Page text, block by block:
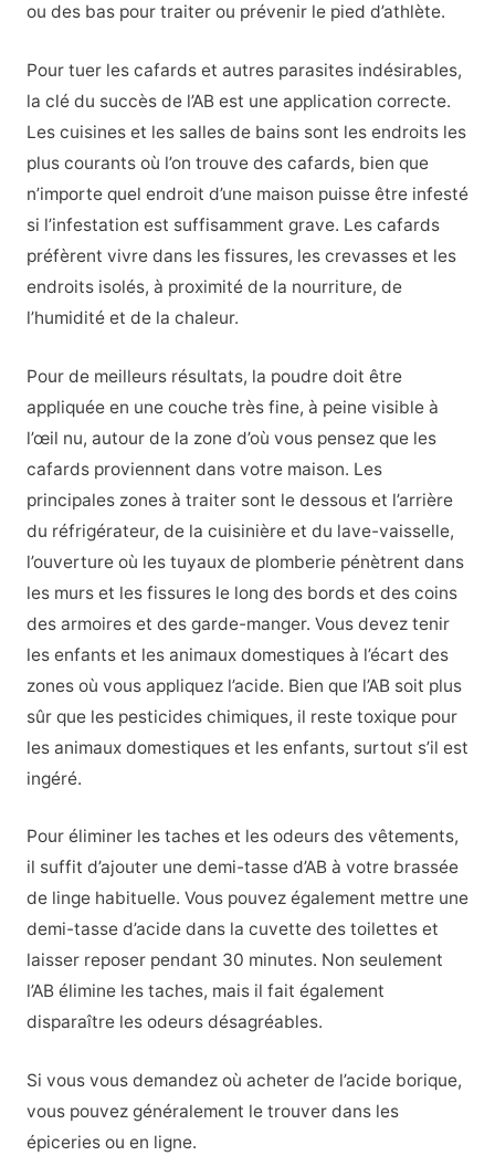
ou des bas pour traiter ou prévenir le pied d’athlète.
Pour tuer les cafards et autres parasites indésirables,
la clé du succès de l’AB est une application correcte.
Les cuisines et les salles de bains sont les endroits les
plus courants où l’on trouve des cafards, bien que
n’importe quel endroit d’une maison puisse être infesté
si l’infestation est suffisamment grave. Les cafards
préfèrent vivre dans les fissures, les crevasses et les
endroits isolés, à proximité de la nourriture, de
l’humidité et de la chaleur.
Pour de meilleurs résultats, la poudre doit être
appliquée en une couche très fine, à peine visible à
l’œil nu, autour de la zone d’où vous pensez que les
cafards proviennent dans votre maison. Les
principales zones à traiter sont le dessous et l’arrière
du réfrigérateur, de la cuisinière et du lave-vaisselle,
l’ouverture où les tuyaux de plomberie pénètrent dans
les murs et les fissures le long des bords et des coins
des armoires et des garde-manger. Vous devez tenir
les enfants et les animaux domestiques à l’écart des
zones où vous appliquez l’acide. Bien que l’AB soit plus
sûr que les pesticides chimiques, il reste toxique pour
les animaux domestiques et les enfants, surtout s’il est
ingéré.
Pour éliminer les taches et les odeurs des vêtements,
il suffit d’ajouter une demi-tasse d’AB à votre brassée
de linge habituelle. Vous pouvez également mettre une
demi-tasse d’acide dans la cuvette des toilettes et
laisser reposer pendant 30 minutes. Non seulement
l’AB élimine les taches, mais il fait également
disparaître les odeurs désagréables.
Si vous vous demandez où acheter de l’acide borique,
vous pouvez généralement le trouver dans les
épiceries ou en ligne.